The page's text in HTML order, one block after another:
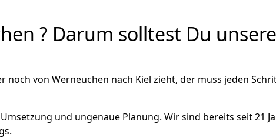
? Darum solltest Du unsere
von Werneuchen nach Kiel zieht, der muss jeden
und ungenaue Planung. Wir sind bereits seit 21